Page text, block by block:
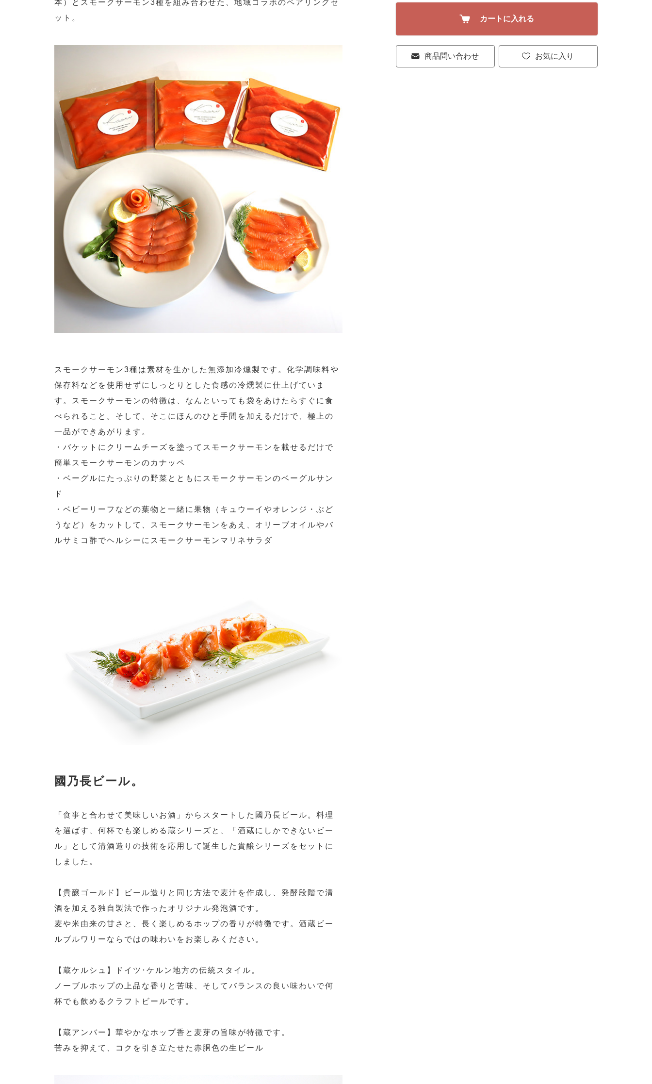
お気に入り
カートに入れる
商品問い合わせ
本）とスモークサーモン3種を組み合わせた、地域コラボのペアリングセ
ット。
スモークサーモン3種は素材を生かした無添加冷燻製です。化学調味料や
保存料などを使用せずにしっとりとした食感の冷燻製に仕上げていま
す。スモークサーモンの特徴は、なんといっても袋をあけたらすぐに食
べられること。そして、そこにほんのひと手間を加えるだけで、極上の
一品ができあがります。
・バケットにクリームチーズを塗ってスモークサーモンを載せるだけで
簡単スモークサーモンのカナッペ
・ベーグルにたっぷりの野菜とともにスモークサーモンのベーグルサン
ド
・ベビーリーフなどの葉物と一緒に果物（キュウーイやオレンジ・ぶど
うなど）をカットして、スモークサーモンをあえ、オリーブオイルやバ
ルサミコ酢でヘルシーにスモークサーモンマリネサラダ
國乃長ビール。
「食事と合わせて美味しいお酒」からスタートした國乃長ビール。料理
を選ばす、何杯でも楽しめる蔵シリーズと、「酒蔵にしかできないビー
ル」として清酒造りの技術を応用して誕生した貴醸シリーズをセットに
しました。
【貴醸ゴールド】ビール造りと同じ方法で麦汁を作成し、発酵段階で清
酒を加える独自製法で作ったオリジナル発泡酒です。
麦や米由来の甘さと、長く楽しめるホップの香りが特徴です。酒蔵ビー
ルブルワリーならではの味わいをお楽しみください。
【蔵ケルシュ】ドイツ･ケルン地方の伝統スタイル。
ノーブルホップの上品な香りと苦味、そしてバランスの良い味わいで何
杯でも飲めるクラフトビールです。
【蔵アンバー】華やかなホップ香と麦芽の旨味が特徴です。
苦みを抑えて、コクを引き立たせた赤胴色の生ビール